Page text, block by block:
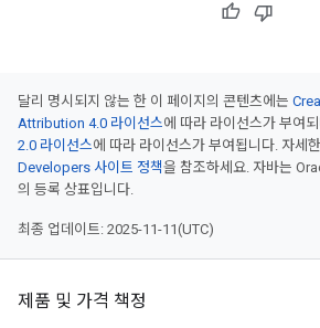
달리 명시되지 않는 한 이 페이지의 콘텐츠에는
Attribution 4.0 라이선스에 따라 라이선스가 부여
2.0 라이선스에 따라 라이선스가 부여됩니다. 자세
Developers 사이트 정책을 참조하세요. 자바는
의 등록 상표입니다.
최종 업데이트: 2025-11-11(UTC)
제품 및 가격 책정